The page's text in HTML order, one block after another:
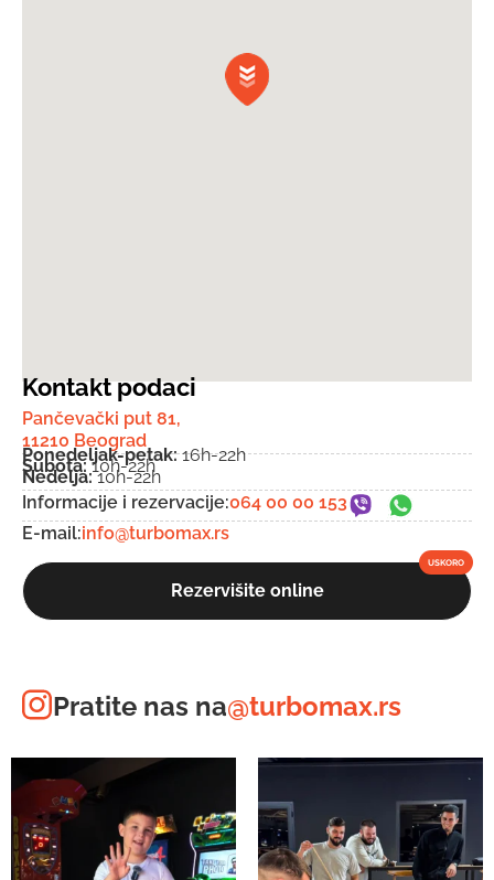
Kontakt podaci
Pančevački put 81,
11210 Beograd
Ponedeljak-petak:16h-22h
Subota:10h-22h
Nedelja:10h-22h
Informacije i rezervacije:064 00 00 153
E-mail:info@turbomax.rs
Rezervišite online
Pratite nas na@turbomax.rs